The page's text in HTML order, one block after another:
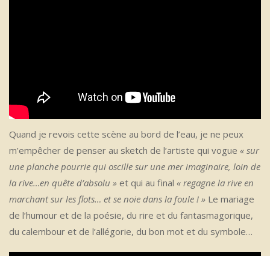
Quand je revois cette scène au bord de l’eau, je ne peux
m’empêcher de penser au sketch de l’artiste qui vogue « sur
une planche pourrie qui oscille sur une mer imaginaire, loin de
la rive…en quête d’absolu » et qui au final « regagne la rive en
marchant sur les flots… et se noie dans la foule ! » Le mariage
de l’humour et de la poésie, du rire et du fantasmagorique,
du calembour et de l’allégorie, du bon mot et du symbole…